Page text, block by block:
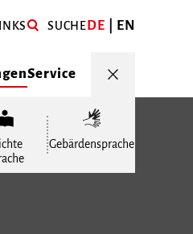
SUCHEDE EN
Service
Gebärdensprache